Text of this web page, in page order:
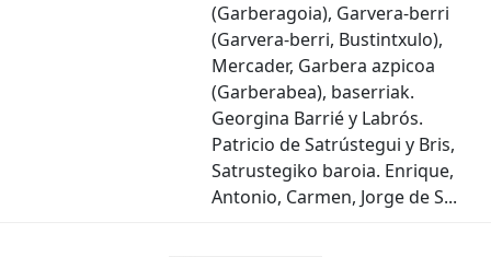
(Garberagoia), Garvera-berri
(Garvera-berri, Bustintxulo),
Mercader, Garbera azpicoa
(Garberabea), baserriak.
Georgina Barrié y Labrós.
Patricio de Satrústegui y Bris,
Satrustegiko baroia. Enrique,
Antonio, Carmen, Jorge de S...